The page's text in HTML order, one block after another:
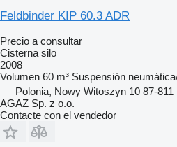
Feldbinder KIP 60.3 ADR
Precio a consultar
Cisterna silo
2008
Volumen 60 m³ Suspensión
Polonia, Nowy Witoszyn 10 87-
AGAZ Sp. z o.o.
Contacte con el vendedor